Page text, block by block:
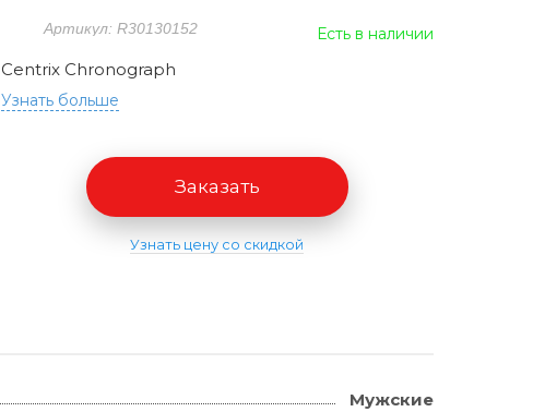
Артикул: R30130152 Есть в наличии
Centrix Chronograph
Узнать больше
Заказать
Узнать цену со скидкой
Мужские